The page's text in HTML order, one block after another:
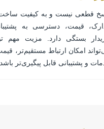
قطعی نیست و به کیفیت
قیمت، دسترسی به
بستگی دارد. مزیت مهم
امکان ارتباط مستقیم‌تر،
و پشتیبانی قابل پیگیری‌تر باشد.